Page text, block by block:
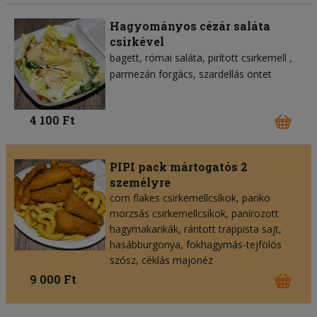
Hagyományos cézár saláta
csirkével
bagett római saláta pirított csirkemell
parmezán forgács szardellás öntet
4 100 Ft
PIPI pack mártogatós 2
személyre
corn flakes csirkemellcsíkok, panko
morzsás csirkemellcsíkok, panírozott
hagymakarikák, rántott trappista sajt,
hasábburgonya, fokhagymás-tejfölös
szósz, céklás majonéz
9 000 Ft